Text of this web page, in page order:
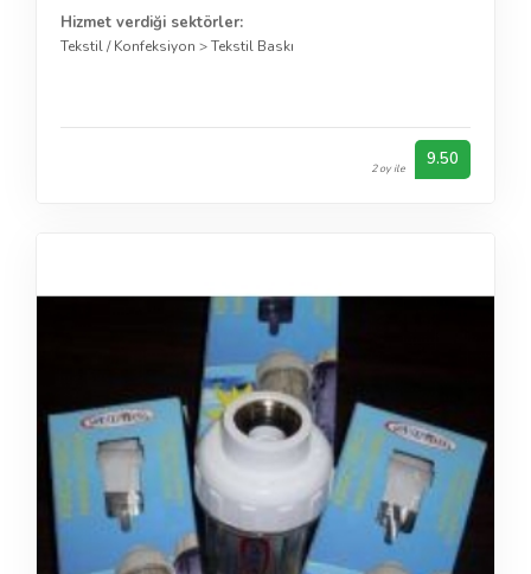
Hizmet verdiği sektörler:
Tekstil / Konfeksiyon >Tekstil Baskı
2 oy ile 9.50